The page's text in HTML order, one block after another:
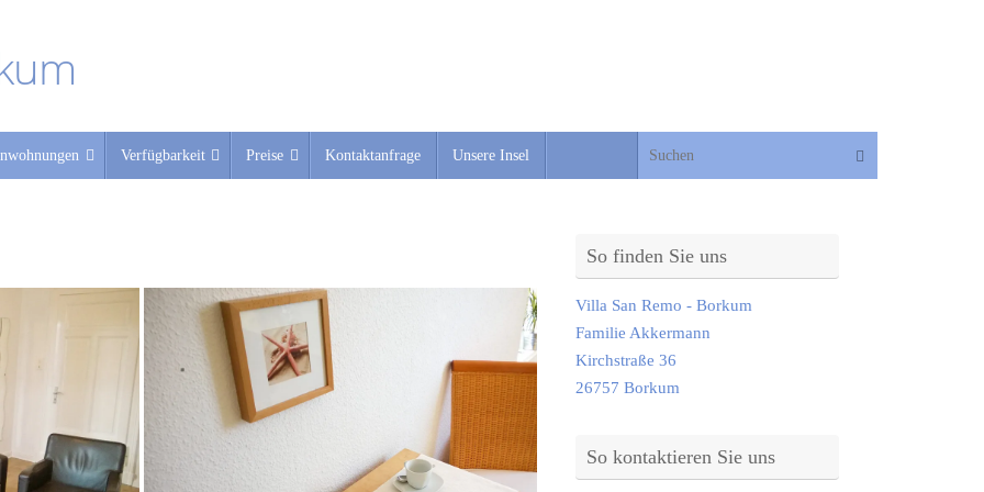
Verfügbarkeit Preise Kontaktanfrage Unsere Insel Suchen
So finden Sie uns
Villa San Remo - Borkum
Familie Akkermann
Kirchstraße 36
26757 Borkum
So kontaktieren Sie uns